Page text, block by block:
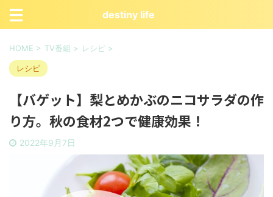
destiny life
HOME > TV番組 > レシピ >
レシピ
【バゲット】梨とめかぶのニコサラダの作
り方。秋の食材2つで健康効果！
2022年9月7日